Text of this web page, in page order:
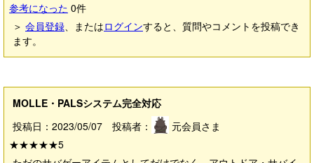
参考になった 0件
＞ 会員登録、またはログインすると、質問やコメントを投稿でき
ます。
MOLLE・PALSシステム完全対応
投稿日：2023/05/07 投稿者：
元会員さま
★★★★★5